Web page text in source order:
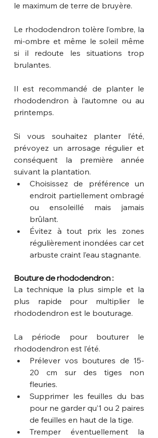
le maximum de terre de bruyère.
Le rhododendron tolère l’ombre, la
mi-ombre et même le soleil même
si il redoute les situations trop
brulantes.
Il est recommandé de planter le
rhododendron à l’automne ou au
printemps.
Si vous souhaitez planter l’été,
prévoyez un arrosage régulier et
conséquent la première année
suivant la plantation.
Choisissez de préférence un
endroit partiellement ombragé
ou ensoleillé mais jamais
brûlant.
Évitez à tout prix les zones
régulièrement inondées car cet
arbuste craint l’eau stagnante.
Bouture de rhododendron :
La technique la plus simple et la
plus rapide pour multiplier le
rhododendron est le bouturage.
La période pour bouturer le
rhododendron est l’été.
Prélever vos boutures de 15-
20 cm sur des tiges non
fleuries.
Supprimer les feuilles du bas
pour ne garder qu’1 ou 2 paires
de feuilles en haut de la tige.
Tremper éventuellement la